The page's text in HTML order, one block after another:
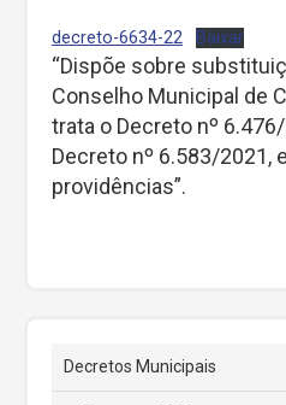
decreto-6634-22 Baixar
“Dispõe sobre
Conselho Municipal de
trata o Decreto nº
Decreto nº 6.583/2021,
providências”.
Decretos Municipais